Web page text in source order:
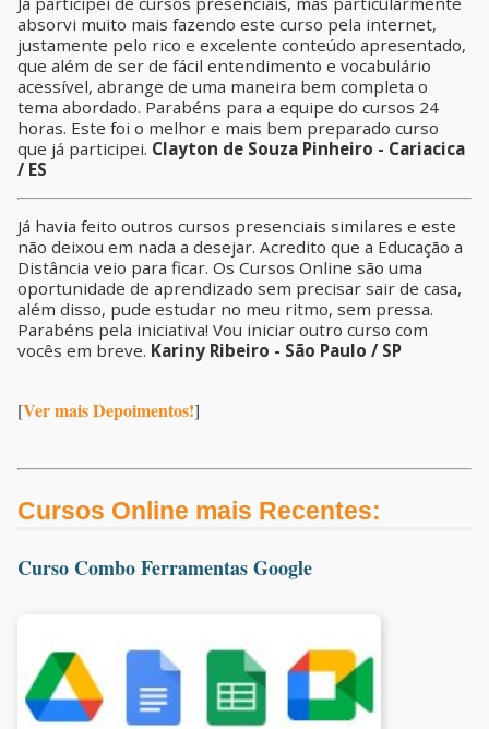
absorvi muito mais fazendo este curso pela internet,
justamente pelo rico e excelente conteúdo apresentado,
que além de ser de fácil entendimento e vocabulário
acessível, abrange de uma maneira bem completa o
tema abordado. Parabéns para a equipe do cursos 24
horas. Este foi o melhor e mais bem preparado curso
que já participei. Clayton de Souza Pinheiro - Cariacica
/ ES
Já havia feito outros cursos presenciais similares e este
não deixou em nada a desejar. Acredito que a Educação a
Distância veio para ficar. Os Cursos Online são uma
oportunidade de aprendizado sem precisar sair de casa,
além disso, pude estudar no meu ritmo, sem pressa.
Parabéns pela iniciativa! Vou iniciar outro curso com
vocês em breve. Kariny Ribeiro - São Paulo / SP
[Ver mais Depoimentos!]
Cursos Online mais Recentes:
Curso Combo Ferramentas Google